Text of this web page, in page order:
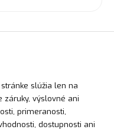
slúžia len na
záruky, výslovné ani
primeranosti,
dostupnosti ani